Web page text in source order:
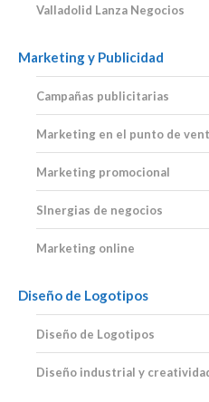
Valladolid Lanza Negocios
Marketing y Publicidad
Campañas publicitarias
Marketing en el punto de
Marketing promocional
SInergias de negocios
Marketing online
Diseño de Logotipos
Diseño de Logotipos
Diseño industrial y